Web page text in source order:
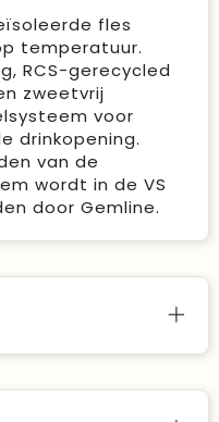
fles
temperatuur.
RCS-gerecycled
zweetvrij
voor
drinkopening.
van de
wordt in de VS
door Gemline.